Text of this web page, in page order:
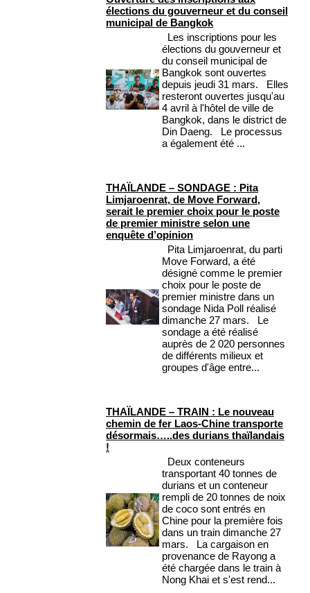
élections du gouverneur et du conseil
municipal de Bangkok
Les inscriptions pour les
élections du gouverneur et
du conseil municipal de
Bangkok sont ouvertes
depuis jeudi 31 mars. Elles
resteront ouvertes jusqu'au
4 avril à l'hôtel de ville de
Bangkok, dans le district de
Din Daeng. Le processus
a également été ...
THAÏLANDE – SONDAGE : Pita
Limjaroenrat, de Move Forward,
serait le premier choix pour le poste
de premier ministre selon une
enquête d’opinion
Pita Limjaroenrat, du parti
Move Forward, a été
désigné comme le premier
choix pour le poste de
premier ministre dans un
sondage Nida Poll réalisé
dimanche 27 mars. Le
sondage a été réalisé
auprès de 2 020 personnes
de différents milieux et
groupes d'âge entre...
THAÏLANDE – TRAIN : Le nouveau
chemin de fer Laos-Chine transporte
désormais…..des durians thaïlandais
!
Deux conteneurs
transportant 40 tonnes de
durians et un conteneur
rempli de 20 tonnes de noix
de coco sont entrés en
Chine pour la première fois
dans un train dimanche 27
mars. La cargaison en
provenance de Rayong a
été chargée dans le train à
Nong Khai et s'est rend...